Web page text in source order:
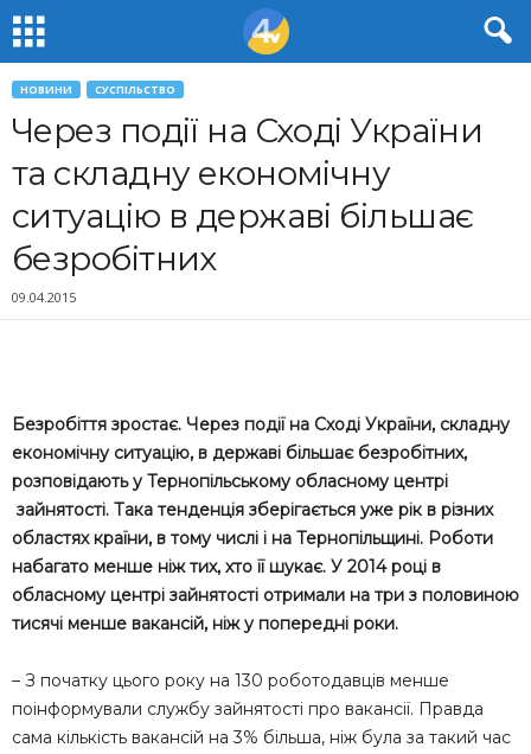
НОВИНИ СУСПІЛЬСТВО
Через події на Сході України
та складну економічну
ситуацію в державі більшає
безробітних
09.04.2015
Безробіття зростає. Через події на Сході України, складну
економічну ситуацію, в державі більшає безробітних,
розповідають у Тернопільському обласному центрі
зайнятості. Така тенденція зберігається уже рік в різних
областях країни, в тому числі і на Тернопільщині. Роботи
набагато менше ніж тих, хто її шукає. У 2014 році в
обласному центрі зайнятості отримали на три з половиною
тисячі менше вакансій, ніж у попередні роки.
– З початку цього року на 130 роботодавців менше
поінформували службу зайнятості про вакансії. Правда
сама кількість вакансій на 3% більша, ніж була за такий час